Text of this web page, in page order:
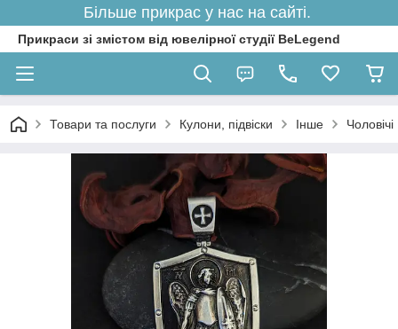
Більше прикрас у нас на сайті.
Прикраси зі змістом від ювелірної студії BeLegend
Товари та послуги Кулони, підвіски Інше Чоловічі